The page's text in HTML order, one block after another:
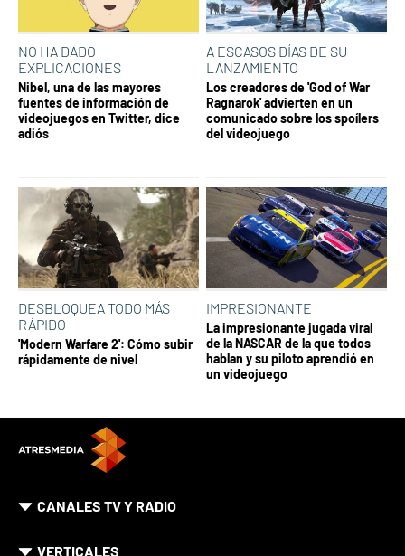
NO HA DADO
EXPLICACIONES
Nibel, una de las mayores
fuentes de información de
videojuegos en Twitter, dice
adiós
A ESCASOS DÍAS DE SU
LANZAMIENTO
Los creadores de 'God of War
Ragnarok' advierten en un
comunicado sobre los spoílers
del videojuego
DESBLOQUEA TODO MÁS
RÁPIDO
'Modern Warfare 2': Cómo subir
rápidamente de nivel
IMPRESIONANTE
La impresionante jugada viral
de la NASCAR de la que todos
hablan y su piloto aprendió en
un videojuego
CANALES TV Y RADIO
VERTICALES